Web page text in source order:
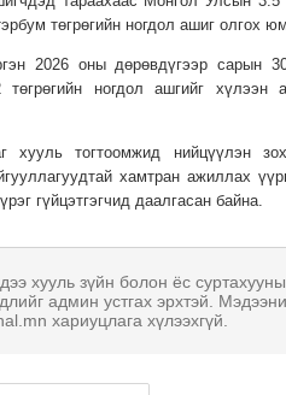
төгрөгийн ногдол ашиг олгох
2026 оны дөрөвдүгээр сарын
ногдол ашгийг хүлээн
хууль тогтоомжид нийцүүлэн
хамтран ажиллах
гүйцэтгэгчид даалгасан байна.
хууль зүйн болон ёс
админ устгах эрхтэй.
хариуцлага хүлээхгүй.